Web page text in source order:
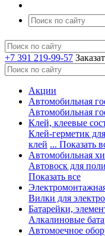
+7 391 219-99-57
Акции
Автомобильная
Автомобильная
Клей, клеевые
Клей-герметик
клей ... Показать
Автомобильная
Автовоск для
Показать все
Вилки для
Батарейки,
Алкалиновые
Автомоечное